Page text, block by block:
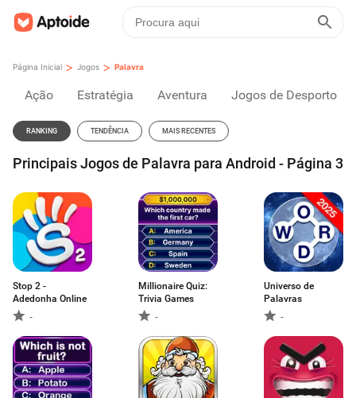
Página Inicial > Jogos > Palavra
Ação Estratégia Aventura Jogos de Desporto
RANKING TENDÊNCIA MAIS RECENTES
Principais Jogos de Palavra para Android - Página 3
Stop 2 -
Adedonha Online
-
Millionaire Quiz:
Trivia Games
-
Universo de
Palavras
-